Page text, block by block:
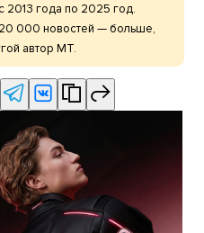
2013 года по 2025 год.
000 новостей — больше,
автор МТ.